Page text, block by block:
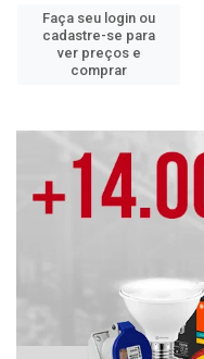
Faça seu login ou
cadastre-se para
ver preços e
comprar